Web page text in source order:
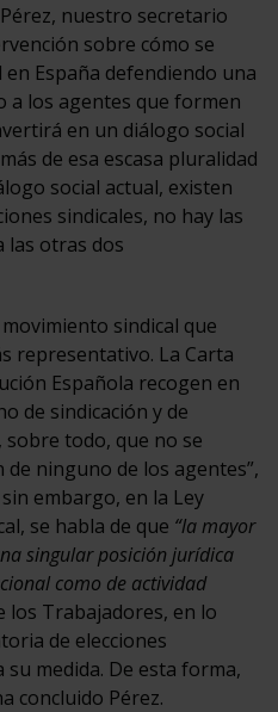
nuestro secretario
sobre cómo se
España defendiendo una
a los agentes que formen
en un diálogo social
de esa escasa pluralidad
social actual, existen
sindicales, no hay las
las otras dos
sindical que
representativo. La Carta
Española recogen en
de sindicación y de
sobre todo, que no se
ninguno de los agentes”,
embargo, en la Ley
se habla de que “la mayor
singular posición jurídica
como de actividad
los Trabajadores, en lo
de elecciones
su medida. De esta forma,
concluido Pérez.